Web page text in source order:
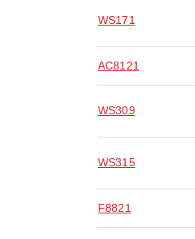
WS171
AC8121
WS309
WS315
F8821